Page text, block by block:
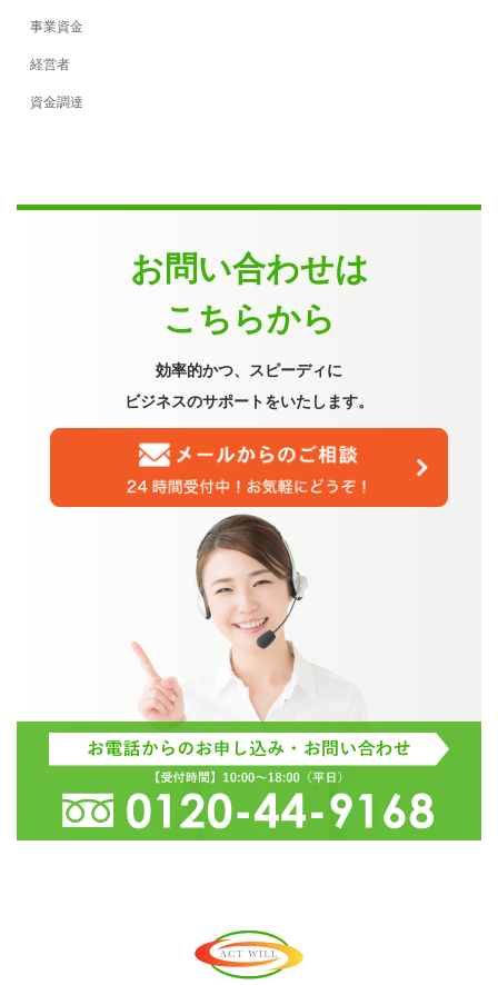
事業資金
経営者
資金調達
お問い合わせは
こちらから
効率的かつ、スピーディに
ビジネスのサポートをいたします。